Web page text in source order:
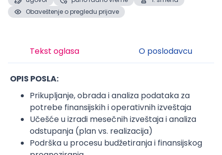
Obaveštenje o pregledu prijave
Tekst oglasa O poslodavcu
OPIS POSLA:
Prikupljanje, obrada i analiza podataka za
potrebe finansijskih i operativnih izveštaja
Učešće u izradi mesečnih izveštaja i analiza
odstupanja (plan vs. realizacija)
Podrška u procesu budžetiranja i finansijskog